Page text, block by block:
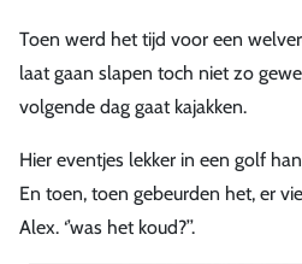
Toen werd het tijd voor een
laat gaan slapen toch niet zo
volgende dag gaat kajakken.
Hier eventjes lekker in een golf
En toen, toen gebeurden het, er
Alex. ‘’was het koud?’’.